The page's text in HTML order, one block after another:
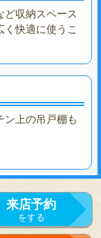
ど収納スペース
く快適に使うこ
ン上の吊戸棚も
来店予約
をする